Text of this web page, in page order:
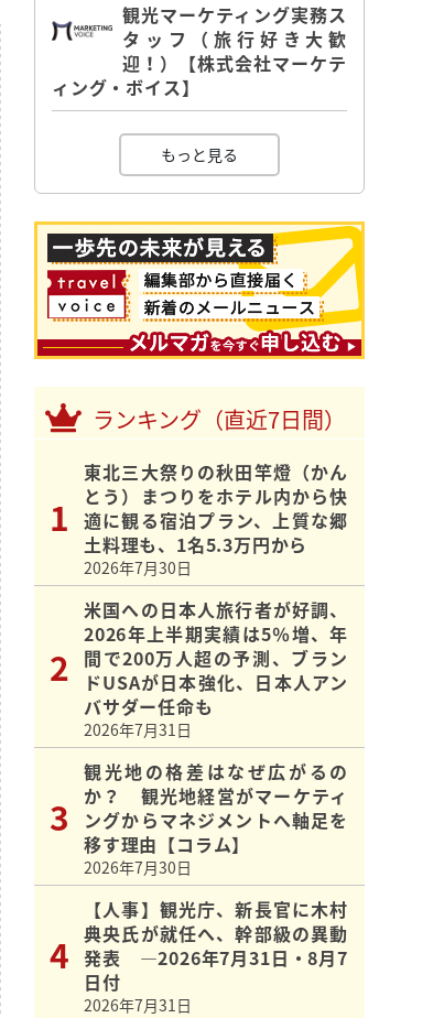
観光マーケティング実務ス
タッフ（旅行好き大歓
迎！）【株式会社マーケテ
ィング・ボイス】
もっと見る
ランキング（直近7日間）
東北三大祭りの秋田竿燈（かん
とう）まつりをホテル内から快
適に観る宿泊プラン、上質な郷
土料理も、1名5.3万円から
2026年7月30日
米国への日本人旅行者が好調、
2026年上半期実績は5％増、年
間で200万人超の予測、ブラン
ドUSAが日本強化、日本人アン
バサダー任命も
2026年7月31日
観光地の格差はなぜ広がるの
か？ 観光地経営がマーケティ
ングからマネジメントへ軸足を
移す理由【コラム】
2026年7月30日
【人事】観光庁、新長官に木村
典央氏が就任へ、幹部級の異動
発表 ―2026年7月31日・8月7
日付
2026年7月31日